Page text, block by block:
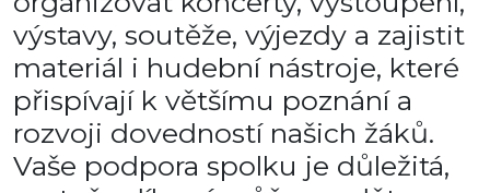
výstavy, soutěže, výjezdy a zajistit
materiál i hudební nástroje, které
přispívají k většímu poznání a
rozvoji dovedností našich žáků.
Vaše podpora spolku je důležitá,